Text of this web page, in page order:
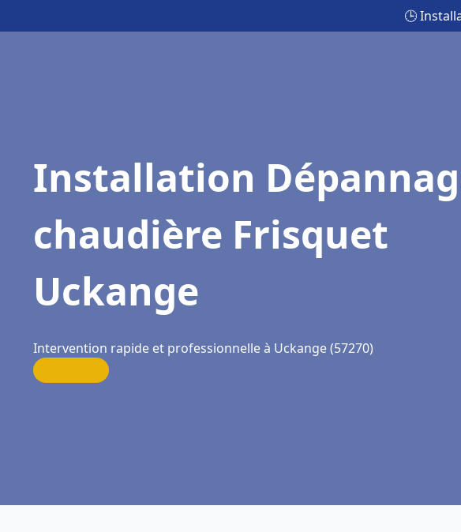
🕒
Installation
chaudière Frisquet
Uckange
Intervention rapide et professionnelle à Uckange (57270)